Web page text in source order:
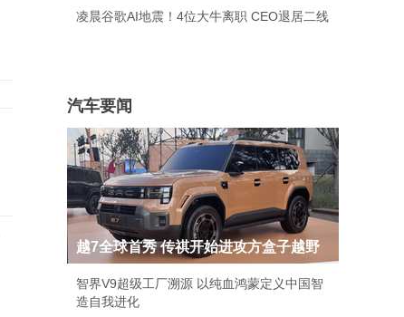
凌晨谷歌AI地震！4位大牛离职 CEO退居二线
汽车要闻
越7全球首秀 传祺开始进攻方盒子越野
智界V9超级工厂溯源 以纯血鸿蒙定义中国智
造自我进化